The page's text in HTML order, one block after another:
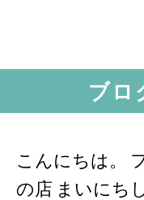
ブロ
こんにちは。
の店 まいにち